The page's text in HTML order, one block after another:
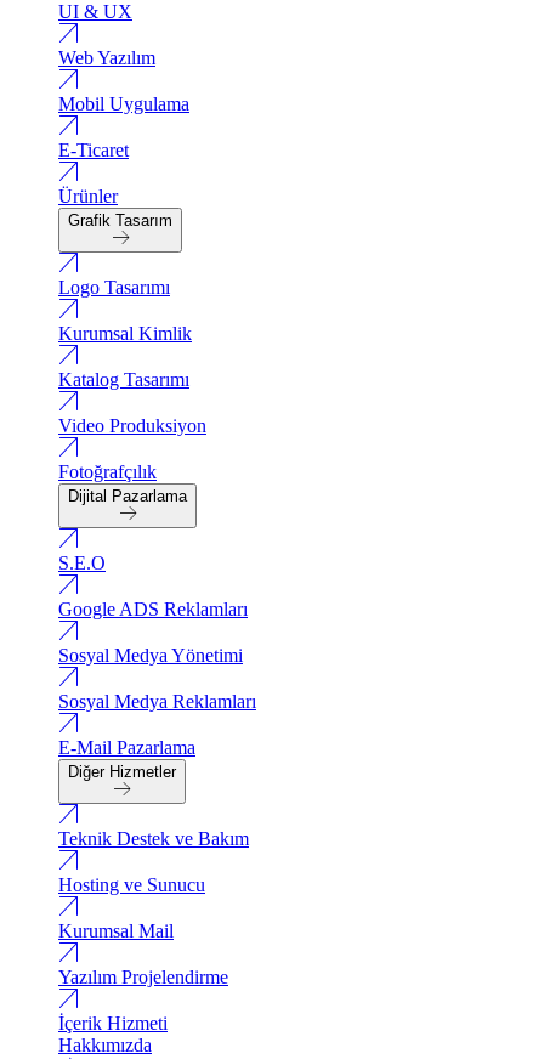
UI & UX
Web Yazılım
Mobil Uygulama
E-Ticaret
Ürünler
Grafik Tasarım
Logo Tasarımı
Kurumsal Kimlik
Katalog Tasarımı
Video Produksiyon
Fotoğrafçılık
Dijital Pazarlama
S.E.O
Google ADS Reklamları
Sosyal Medya Yönetimi
Sosyal Medya Reklamları
E-Mail Pazarlama
Diğer Hizmetler
Teknik Destek ve Bakım
Hosting ve Sunucu
Kurumsal Mail
Yazılım Projelendirme
İçerik Hizmeti
Hakkımızda